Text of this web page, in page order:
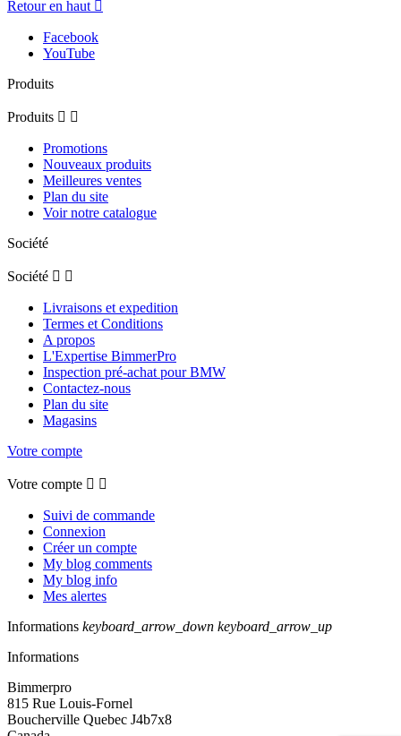
Retour en haut 
Facebook
YouTube
Produits
Produits  
Promotions
Nouveaux produits
Meilleures ventes
Plan du site
Voir notre catalogue
Société
Société  
Livraisons et expedition
Termes et Conditions
A propos
L'Expertise BimmerPro
Inspection pré-achat pour BMW
Contactez-nous
Plan du site
Magasins
Votre compte
Votre compte  
Suivi de commande
Connexion
Créer un compte
My blog comments
My blog info
Mes alertes
Informations keyboard_arrow_down keyboard_arrow_up
Informations
Bimmerpro
815 Rue Louis-Fornel
Boucherville Quebec J4b7x8